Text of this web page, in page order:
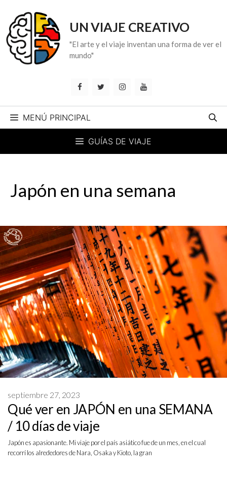
contenido
UN VIAJE CREATIVO
"El arte y el viaje inventan una forma de ver el
mundo"
MENÚ PRINCIPAL
GUÍAS DE VIAJE
Japón en una semana
Qué ver en JAPÓN en una SEMANA
/ 10 días de viaje
septiembre 27, 2023
Japón es apasionante. Mi viaje por el país asiático fue de un mes, en el cual
recorrí los alrededores de Nara, Osaka y Kioto, la gran